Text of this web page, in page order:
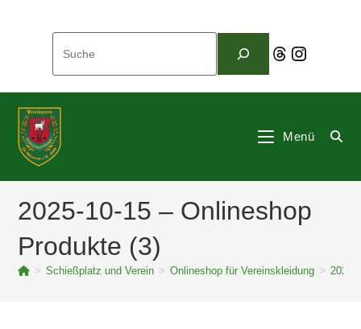
ThreadsInstagram
Menü
2025-10-15 – Onlineshop
Produkte (3)
> Schießplatz und Verein > Onlineshop für Vereinskleidung > 2025-